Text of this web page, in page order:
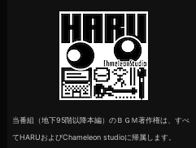
当番組（地下95階以降本編）のＢＧＭ著作権は、すべ
てHARUおよびChameleon studioに帰属します。